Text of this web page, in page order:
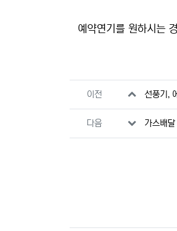
예약연기를 원하시는
관련자료
이전 선풍기,
다음 가스배